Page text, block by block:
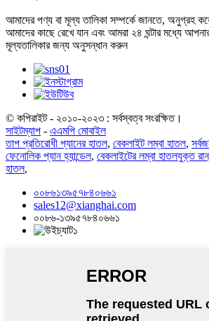
আমাদের পণ্য বা মূল্য তালিকা সম্পর্কে জানতে, অনুগ্রহ
আমাদের কাছে রেখে যান এবং আমরা ২৪ ঘন্টার মধ্যে
মূল্যতালিকার জন্য অনুসন্ধান করুন
© কপিরাইট - ২০১০-২০২৩ : সর্বস্বত্ব সংরক্ষিত।
সাইটম্যাপ - এএমপি মোবাইল
তাপ প্রতিরোধী প্যানের হাতল, বেকলাইট লম্বা হাতল,
ফেনোলিক প্যান হ্যান্ডেল, বেকলাইটের লম্বা হাতলযুক্ত
হাতল,
০০৮৬১৩৯৫৭৮৪০৬৬১
sales12@xianghai.com
০০৮৬-১৩৯৫৭৮৪০৬৬১